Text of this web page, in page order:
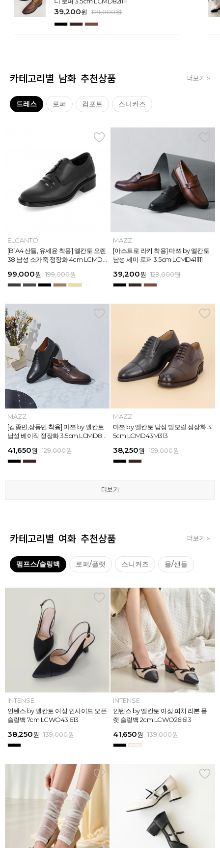
39,200원 129,000원
카테고리별 남화 추천상품 더보기 >
드레스 로퍼 컴포트 스니커즈
MAZZ
마쯔 by 엘칸토 남성 데이엔 스니커즈
3.5cm LCMS20M413
71,400원 189,000원
INTENSE
[아스트로 엠제이 착용] 인텐스 by 엘
칸토 남성 클래식 스니커즈 3cm LC
45,900원 129,000원
MAZZ
마쯔 by 엘칸토 남성 스트라이프 웨빙
포인트 스니커즈 3cm LCMS68M31
67,150원 179,000원
MAZZ
마쯔 by 엘칸토 남성 플레인 볼륨 컵
솔 스니커즈 3cm LCMS62M613
62,900원 179,000원
더보기
ELCANTO
[B1A4 산들, 유세윤 착용] 엘칸토 오렌
38 남성 소가죽 정장화 4cm LCMD3
99,000원 199,000원
MAZZ
[아스트로 라키 착용] 마쯔 by 엘칸토
남성 세미 로퍼 3.5cm LCMD41I111
39,200원 129,000원
MAZZ
[김종민,장동민 착용] 마쯔 by 엘칸토
남성 베이직 정장화 3.5cm LCMD80
41,650원 129,000원
MAZZ
마쯔 by 엘칸토 남성 발모랄 정장화 3.
5cm LCMD43M313
38,250원 159,000원
더보기
MAZZ
[박형식, 지창욱 착용] 마쯔 by 엘칸토
남성 페니 로퍼 3.5cm LCMD82I111
39,200원 129,000원
MAZZ
[안보현 착용] 마쯔 by 엘칸토 남성 캐
쥬얼 플렉시블 로퍼 2cm LCMC93M
38,250원 159,000원
MAZZ
마쯔 by 엘칸토 남성 오버랩 로퍼 2c
m LCMC92I126
38,250원 129,000원
MAZZ
마쯔 by 엘칸토 남성 스트랩 로퍼 2c
m LCMC91M313
39,200원 159,000원
더보기
MAZZ
마쯔 by 엘칸토 남성 데일리 컴포트화
4cm LCMF95M111
38,250원 129,000원
MAZZ
마쯔 by 엘칸토 남성 캐주얼 더비 슈
즈 2.4cm LCMC21M326
38,250원 129,000원
MAZZ
마쯔 by 엘칸토 남성 포인트 컴포트화
4cm LCMD11M111
41,650원 129,000원
MAZZ
마쯔 by 엘칸토 남성 캐주얼 컴포트화
4cm LCMD13M111
41,650원 129,000원
더보기
MAZZ
마쯔 by 엘칸토 남성 데이엔 스니커즈
3.5cm LCMS20M413
71,400원 189,000원
INTENSE
[아스트로 엠제이 착용] 인텐스 by 엘
칸토 남성 클래식 스니커즈 3cm LC
45,900원 129,000원
MAZZ
마쯔 by 엘칸토 남성 스트라이프 웨빙
포인트 스니커즈 3cm LCMS68M31
67,150원 179,000원
MAZZ
마쯔 by 엘칸토 남성 플레인 볼륨 컵
솔 스니커즈 3cm LCMS62M613
62,900원 179,000원
더보기
ELCANTO
[B1A4 산들, 유세윤 착용] 엘칸토 오렌
38 남성 소가죽 정장화 4cm LCMD3
99,000원 199,000원
MAZZ
[아스트로 라키 착용] 마쯔 by 엘칸토
남성 세미 로퍼 3.5cm LCMD41I111
39,200원 129,000원
MAZZ
[김종민,장동민 착용] 마쯔 by 엘칸토
남성 베이직 정장화 3.5cm LCMD80
41,650원 129,000원
MAZZ
마쯔 by 엘칸토 남성 발모랄 정장화 3.
5cm LCMD43M313
38,250원 159,000원
더보기
카테고리별 여화 추천상품 더보기 >
펌프스/슬링백 로퍼/플랫 스니커즈 뮬/샌들
INTENSE
인텐스 by 엘칸토 여성 위빙 스트랩
플랫 샌들 2.5cm LCWW05I626
45,900원 159,000원
MAZZ
마쯔 by 엘칸토 여성 와이드 위빙 크
로스 컴포트 뮬 3.5cm LCWW62M6
45,900원 159,000원
INTENSE
인텐스 by 엘칸토 여성 인사이드 오픈
슬링백 7cm LCWO43I613
38,250원 139,000원
INTENSE
인텐스 by 엘칸토 여성 피치 리본 플
랫 슬링백 2cm LCWO26I613
41,650원 139,000원
MAZZ
마쯔 by 엘칸토 여성 미니버클 캐주얼
로퍼 2.5cm LCWC02M613
28,720원 159,000원
INTENSE
인텐스 by 엘칸토 여성 피치 리본 더
블 스트랩 메리제인 2cm LCWD97I6
45,900원 159,000원
MAZZ
마쯔 by 엘칸토 여성 슈레이스 포인트
고프코어 스니커즈 3cm LCWS03M
31,920원 169,000원
MAZZ
마쯔 by 엘칸토 여성 별자수 어글리
스니커즈 3.5cm LCWS04M613
39,900원 169,000원
INTENSE
인텐스 by 엘칸토 여성 위빙 스트랩
플랫 샌들 2.5cm LCWW05I626
45,900원 159,000원
MAZZ
마쯔 by 엘칸토 여성 와이드 위빙 크
로스 컴포트 뮬 3.5cm LCWW62M6
45,900원 159,000원
INTENSE
인텐스 by 엘칸토 여성 인사이드 오픈
슬링백 7cm LCWO43I613
38,250원 139,000원
INTENSE
인텐스 by 엘칸토 여성 피치 리본 플
랫 슬링백 2cm LCWO26I613
41,650원 139,000원